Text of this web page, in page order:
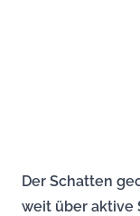
Der Schatten
weit über aktive